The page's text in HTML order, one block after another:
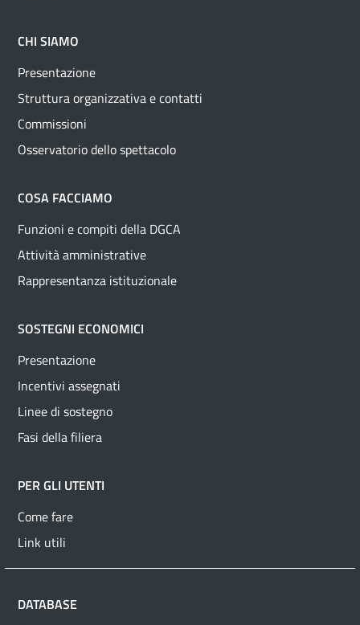
CHI SIAMO
Presentazione
Struttura organizzativa e contatti
Commissioni
Osservatorio dello spettacolo
COSA FACCIAMO
Funzioni e compiti della DGCA
Attività amministrative
Rappresentanza istituzionale
SOSTEGNI ECONOMICI
Presentazione
Incentivi assegnati
Linee di sostegno
Fasi della filiera
PER GLI UTENTI
Come fare
Link utili
DATABASE